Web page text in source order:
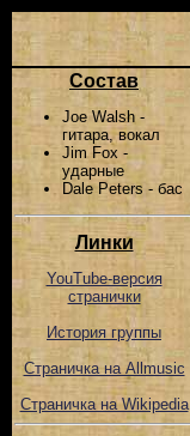
Состав
Joe Walsh -
гитара, вокал
Jim Fox -
ударные
Dale Peters - бас
Линки
YouTube-версия
странички
История группы
Страничка на Allmusic
Страничка на Wikipedia